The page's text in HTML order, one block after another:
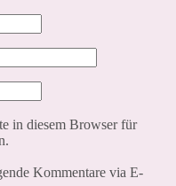
in diesem Browser für
Kommentare via E-